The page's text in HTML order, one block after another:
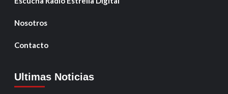
Nosotros
Contacto
Ultimas Noticias